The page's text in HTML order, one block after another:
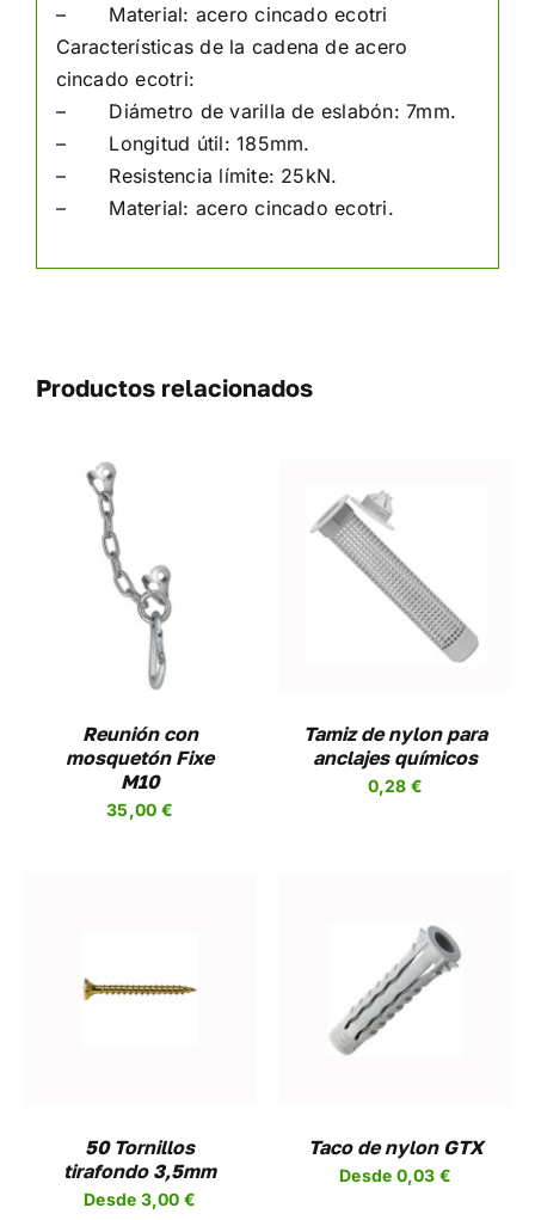
– Material: acero cincado ecotri
Características de la cadena de acero
cincado ecotri:
– Diámetro de varilla de eslabón: 7mm.
– Longitud útil: 185mm.
– Resistencia límite: 25kN.
– Material: acero cincado ecotri.
Productos relacionados
Reunión con
mosquetón Fixe
M10
35,00 €
AÑADIR AL CARRITO
/
DETALLES
Tamiz de nylon para
anclajes químicos
0,28 €
50 Tornillos
tirafondo 3,5mm
Desde 3,00 €
OPCIONES ESTE
SE
PUEDEN
ELEGIR
Taco de nylon GTX
Desde 0,03 €